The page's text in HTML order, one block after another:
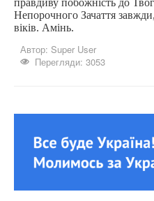
Непорочного Зачаття
віків. Амінь.
Автор: Super User
Перегляди: 3053